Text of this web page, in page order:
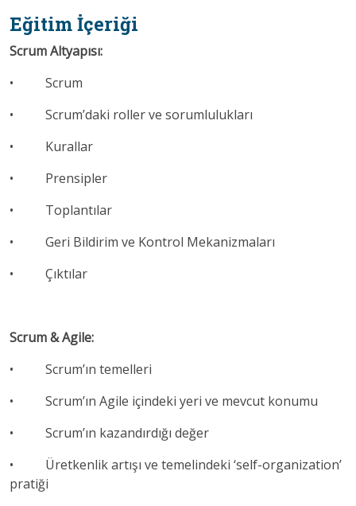
Eğitim İçeriği
Scrum Altyapısı:
• Scrum
• Scrum’daki roller ve sorumlulukları
• Kurallar
• Prensipler
• Toplantılar
• Geri Bildirim ve Kontrol Mekanizmaları
• Çıktılar
Scrum & Agile:
• Scrum’ın temelleri
• Scrum’ın Agile içindeki yeri ve mevcut konumu
• Scrum’ın kazandırdığı değer
• Üretkenlik artışı ve temelindeki ‘self-organization’
pratiği